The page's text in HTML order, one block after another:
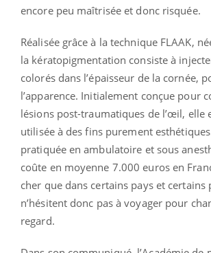
encore peu maîtrisée et donc risquée.
Réalisée grâce à la technique FLAAK,
la kératopigmentation consiste à
colorés dans l’épaisseur de la cornée,
l’apparence. Initialement conçue pour
lésions post-traumatiques de l’œil, elle
utilisée à des fins purement
pratiquée en ambulatoire et sous
coûte en moyenne 7.000 euros en
cher que dans certains pays et certains
n’hésitent donc pas à voyager pour
regard.